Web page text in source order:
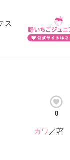
ス
0
カワ ／著